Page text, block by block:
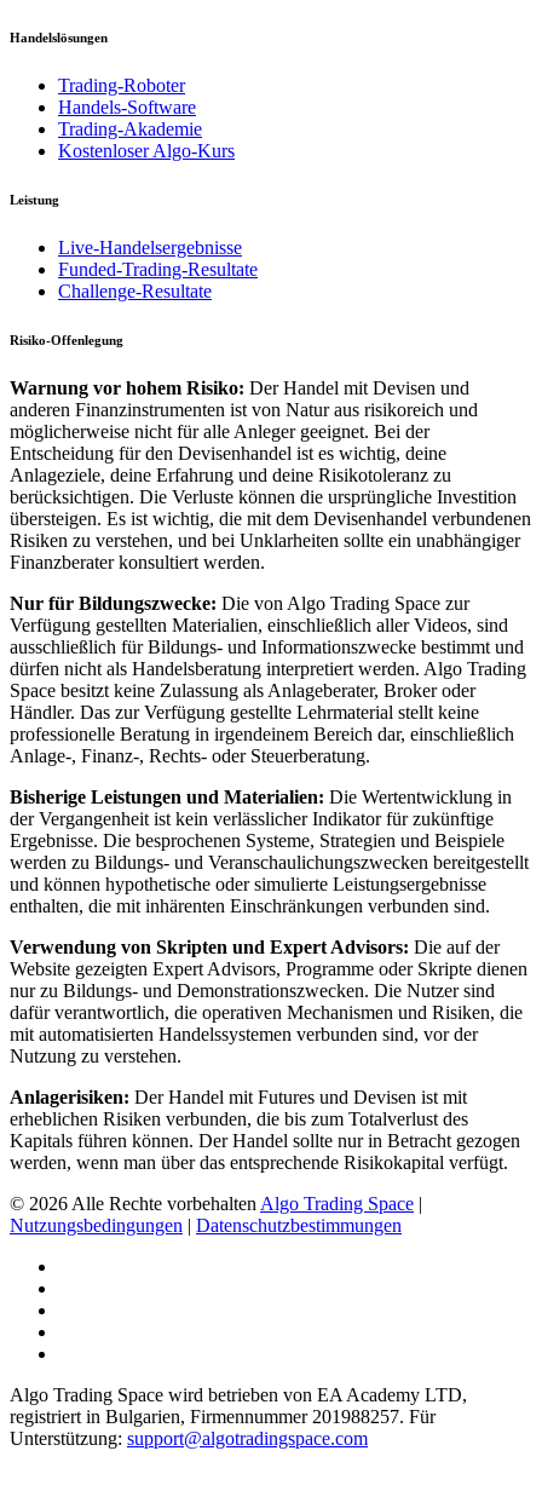
Handelslösungen
Trading-Roboter
Handels-Software
Trading-Akademie
Kostenloser Algo-Kurs
Leistung
Live-Handelsergebnisse
Funded-Trading-Resultate
Challenge-Resultate
Risiko-Offenlegung
Warnung vor hohem Risiko: Der Handel mit Devisen und
anderen Finanzinstrumenten ist von Natur aus risikoreich und
möglicherweise nicht für alle Anleger geeignet. Bei der
Entscheidung für den Devisenhandel ist es wichtig, deine
Anlageziele, deine Erfahrung und deine Risikotoleranz zu
berücksichtigen. Die Verluste können die ursprüngliche Investition
übersteigen. Es ist wichtig, die mit dem Devisenhandel verbundenen
Risiken zu verstehen, und bei Unklarheiten sollte ein unabhängiger
Finanzberater konsultiert werden.
Nur für Bildungszwecke: Die von Algo Trading Space zur
Verfügung gestellten Materialien, einschließlich aller Videos, sind
ausschließlich für Bildungs- und Informationszwecke bestimmt und
dürfen nicht als Handelsberatung interpretiert werden. Algo Trading
Space besitzt keine Zulassung als Anlageberater, Broker oder
Händler. Das zur Verfügung gestellte Lehrmaterial stellt keine
professionelle Beratung in irgendeinem Bereich dar, einschließlich
Anlage-, Finanz-, Rechts- oder Steuerberatung.
Bisherige Leistungen und Materialien: Die Wertentwicklung in
der Vergangenheit ist kein verlässlicher Indikator für zukünftige
Ergebnisse. Die besprochenen Systeme, Strategien und Beispiele
werden zu Bildungs- und Veranschaulichungszwecken bereitgestellt
und können hypothetische oder simulierte Leistungsergebnisse
enthalten, die mit inhärenten Einschränkungen verbunden sind.
Verwendung von Skripten und Expert Advisors: Die auf der
Website gezeigten Expert Advisors, Programme oder Skripte dienen
nur zu Bildungs- und Demonstrationszwecken. Die Nutzer sind
dafür verantwortlich, die operativen Mechanismen und Risiken, die
mit automatisierten Handelssystemen verbunden sind, vor der
Nutzung zu verstehen.
Anlagerisiken: Der Handel mit Futures und Devisen ist mit
erheblichen Risiken verbunden, die bis zum Totalverlust des
Kapitals führen können. Der Handel sollte nur in Betracht gezogen
werden, wenn man über das entsprechende Risikokapital verfügt.
© 2026 Alle Rechte vorbehalten Algo Trading Space |
Nutzungsbedingungen | Datenschutzbestimmungen
Algo Trading Space wird betrieben von EA Academy LTD,
registriert in Bulgarien, Firmennummer 201988257. Für
Unterstützung: support@algotradingspace.com